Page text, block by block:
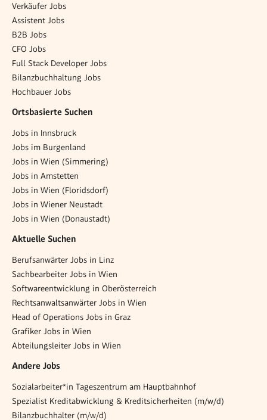
Verkäufer Jobs
Assistent Jobs
B2B Jobs
CFO Jobs
Full Stack Developer Jobs
Bilanzbuchhaltung Jobs
Hochbauer Jobs
Ortsbasierte Suchen
Jobs in Innsbruck
Jobs im Burgenland
Jobs in Wien (Simmering)
Jobs in Amstetten
Jobs in Wien (Floridsdorf)
Jobs in Wiener Neustadt
Jobs in Wien (Donaustadt)
Aktuelle Suchen
Berufsanwärter Jobs in Linz
Sachbearbeiter Jobs in Wien
Softwareentwicklung in Oberösterreich
Rechtsanwaltsanwärter Jobs in Wien
Head of Operations Jobs in Graz
Grafiker Jobs in Wien
Abteilungsleiter Jobs in Wien
Andere Jobs
Sozialarbeiter*in Tageszentrum am Hauptbahnhof
Spezialist Kreditabwicklung & Kreditsicherheiten (m/w/d)
Bilanzbuchhalter (m/w/d)